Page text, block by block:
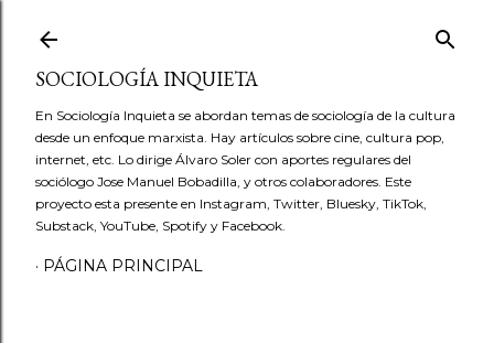
SOCIOLOGÍA INQUIETA
En Sociología Inquieta se abordan temas de sociología de la cultura
desde un enfoque marxista. Hay artículos sobre cine, cultura pop,
internet, etc. Lo dirige Álvaro Soler con aportes regulares del
sociólogo Jose Manuel Bobadilla, y otros colaboradores. Este
proyecto esta presente en Instagram, Twitter, Bluesky, TikTok,
Substack, YouTube, Spotify y Facebook.
PÁGINA PRINCIPAL